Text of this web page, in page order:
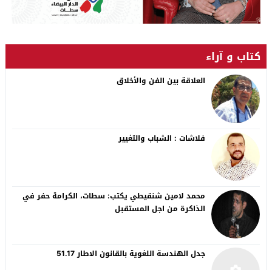
كتاب و آراء
العلاقة بين الفن والأخلاق
فلاشات : الشباب والتغيير
محمد لامين شنقيطي يكتب: سطات، الكرامة حفر في
الذاكرة من اجل المستقبل
جدل الهندسة اللغوية بالقانون الاطار 51.17